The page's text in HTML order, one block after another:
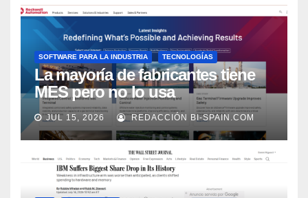
SOFTWARE PARA LA INDUSTRIA TECNOLOGÍAS
La mayoría de fabricantes tiene
MES pero no lo usa
adecuadamente, según Rockwell
Automation
JUL 15, 2026 REDACCIÓN BI-SPAIN.COM